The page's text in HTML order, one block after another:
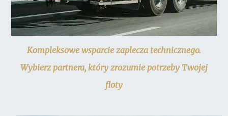
Kompleksowe wsparcie zaplecza technicznego.
Wybierz partnera, który zrozumie potrzeby Twojej
floty